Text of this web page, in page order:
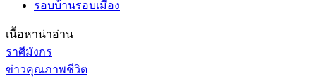
รอบบ้านรอบเมือง
เนื้อหาน่าอ่าน
ราศีมังกร
ข่าวคุณภาพชีวิต